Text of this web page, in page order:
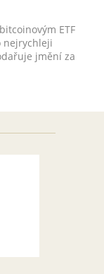
ETF
nejrychleji
jmění za